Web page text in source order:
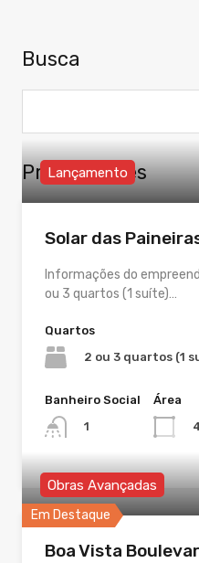
Busca
Propriedades
Lançamento
Solar das
Informações do
ou 3 quartos (1 suíte)…
Quartos
2 ou 3 quartos (1
Banheiro Social
1
Área
Em Destaque
Obras Avançadas
Boa Vista